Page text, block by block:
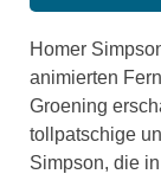
Homer
animierten
Groening
tollpatschige
Simpson, die